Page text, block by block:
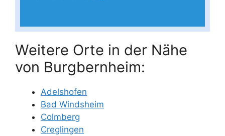
Weitere Orte in der Nähe
von Burgbernheim:
Adelshofen
Bad Windsheim
Colmberg
Creglingen